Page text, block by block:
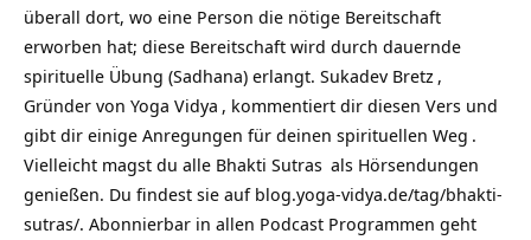
überall dort, wo eine Person die nötige Bereitschaft
erworben hat; diese Bereitschaft wird durch dauernde
spirituelle Übung (Sadhana) erlangt. Sukadev Bretz ,
Gründer von Yoga Vidya , kommentiert dir diesen Vers und
gibt dir einige Anregungen für deinen spirituellen Weg .
Vielleicht magst du alle Bhakti Sutras als Hörsendungen
genießen. Du findest sie auf blog.yoga-vidya.de/tag/bhakti-
sutras/. Abonnierbar in allen Podcast Programmen geht